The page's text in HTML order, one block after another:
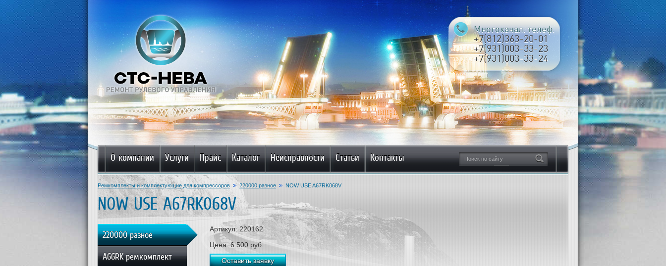
Многоканал. телеф.
+7(812)363-20-01
+7(931)003-33-23
+7(931)003-33-24
О компании Услуги Прайс Каталог Неисправности Статьи Контакты
Ремкомплекты и комплектующие для компрессоров 220000 разное NOW USE A67RK068V
NOW USE A67RK068V
220000 разное
A66RK ремкомплект
Артикул: 220162
Цена:6 500 руб.
Оставить заявку